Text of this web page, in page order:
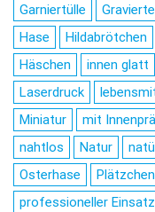
Garniertülle
Hase
Hildabrötchen
Häschen
innen glatt
Laserdruck
Miniatur
mit
nahtlos
Natur
Osterhase
professioneller Einsatz